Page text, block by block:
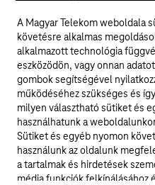
Adatvédelem
Felhívások
Hírlevél
Közösségi média
Cookie beállítások
A Magyar Telekom weboldala
követésre alkalmas
alkalmazott technológia
eszközödön, vagy onnan
gombok segítségével
működéséhez szükséges és
milyen választható sütiket és
használhatunk a
Sütiket és egyéb nyomon
használunk az oldalunk
a tartalmak és hirdetések
média funkciók felkínálásához